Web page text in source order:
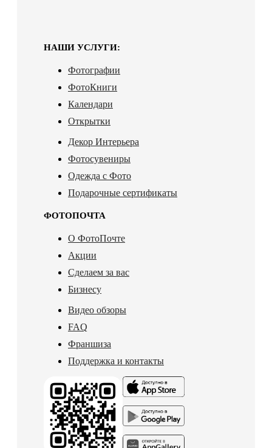
НАШИ УСЛУГИ:
Фотографии
ФотоКниги
Календари
Открытки
Декор Интерьера
Фотосувениры
Одежда с Фото
Подарочные сертификаты
ФОТОПОЧТА
О ФотоПочте
Акции
Сделаем за вас
Бизнесу
Видео обзоры
FAQ
Франшиза
Поддержка и контакты